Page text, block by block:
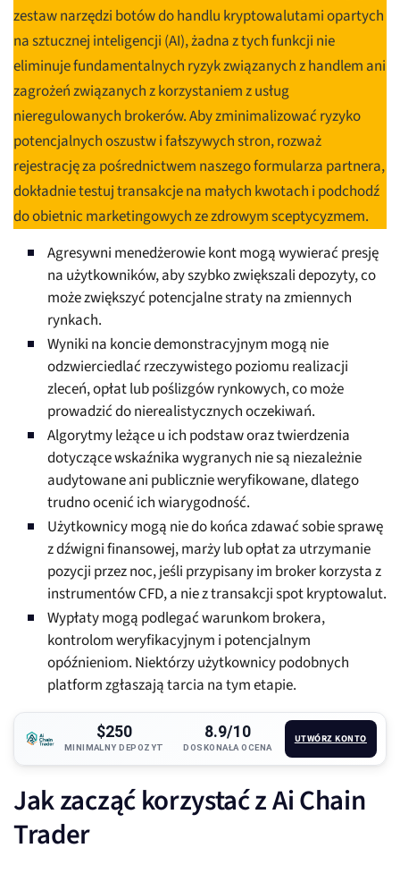
zestaw narzędzi botów do handlu kryptowalutami opartych
na sztucznej inteligencji (AI), żadna z tych funkcji nie
eliminuje fundamentalnych ryzyk związanych z handlem ani
zagrożeń związanych z korzystaniem z usług
nieregulowanych brokerów. Aby zminimalizować ryzyko
potencjalnych oszustw i fałszywych stron, rozważ
rejestrację za pośrednictwem naszego formularza partnera,
dokładnie testuj transakcje na małych kwotach i podchodź
do obietnic marketingowych ze zdrowym sceptycyzmem.
Agresywni menedżerowie kont mogą wywierać presję
na użytkowników, aby szybko zwiększali depozyty, co
może zwiększyć potencjalne straty na zmiennych
rynkach.
Wyniki na koncie demonstracyjnym mogą nie
odzwierciedlać rzeczywistego poziomu realizacji
zleceń, opłat lub poślizgów rynkowych, co może
prowadzić do nierealistycznych oczekiwań.
Algorytmy leżące u ich podstaw oraz twierdzenia
dotyczące wskaźnika wygranych nie są niezależnie
audytowane ani publicznie weryfikowane, dlatego
trudno ocenić ich wiarygodność.
Użytkownicy mogą nie do końca zdawać sobie sprawę
z dźwigni finansowej, marży lub opłat za utrzymanie
pozycji przez noc, jeśli przypisany im broker korzysta z
instrumentów CFD, a nie z transakcji spot kryptowalut.
Wypłaty mogą podlegać warunkom brokera,
kontrolom weryfikacyjnym i potencjalnym
opóźnieniom. Niektórzy użytkownicy podobnych
platform zgłaszają tarcia na tym etapie.
$250
MINIMALNY DEPOZYT
8.9/10
DOSKONAŁA OCENA
UTWÓRZ KONTO
Jak zacząć korzystać z Ai Chain
Trader